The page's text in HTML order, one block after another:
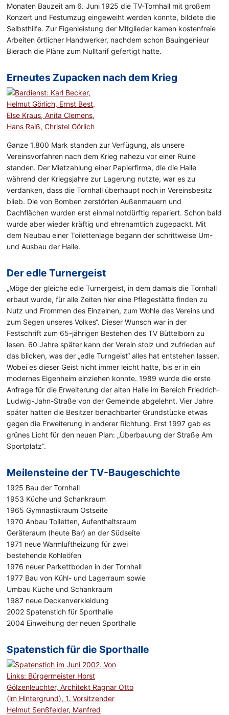
Monaten Bauzeit am 6. Juni 1925 die TV-Tornhall mit großem
Konzert und Festumzug eingeweiht werden konnte, bildete die
Selbsthilfe. Zur Eigenleistung der Mitglieder kamen kostenfreie
Arbeiten örtlicher Handwerker, nachdem schon Bauingenieur
Bierach die Pläne zum Nulltarif gefertigt hatte.
Erneutes Zupacken nach dem Krieg
Ganze 1.800 Mark standen zur Verfügung, als unsere
Vereinsvorfahren nach dem Krieg nahezu vor einer Ruine
standen. Der Mietzahlung einer Papierfirma, die die Halle
während der Kriegsjahre zur Lagerung nutzte, war es zu
verdanken, dass die Tornhall überhaupt noch in Vereinsbesitz
blieb. Die von Bomben zerstörten Außenmauern und
Dachflächen wurden erst einmal notdürftig repariert. Schon bald
wurde aber wieder kräftig und ehrenamtlich zugepackt. Mit
dem Neubau einer Toilettenlage begann der schrittweise Um-
und Ausbau der Halle.
Der edle Turnergeist
„Möge der gleiche edle Turnergeist, in dem damals die Tornhall
erbaut wurde, für alle Zeiten hier eine Pflegestätte finden zu
Nutz und Frommen des Einzelnen, zum Wohle des Vereins und
zum Segen unseres Volkes“. Dieser Wunsch war in der
Festschrift zum 65-jährigen Bestehen des TV Büttelborn zu
lesen. 60 Jahre später kann der Verein stolz und zufrieden auf
das blicken, was der „edle Turngeist“ alles hat entstehen lassen.
Wobei es dieser Geist nicht immer leicht hatte, bis er in ein
modernes Eigenheim einziehen konnte. 1989 wurde die erste
Anfrage für die Erweiterung der alten Halle im Bereich Friedrich-
Ludwig-Jahn-Straße von der Gemeinde abgelehnt. Vier Jahre
später hatten die Besitzer benachbarter Grundstücke etwas
gegen die Erweiterung in anderer Richtung. Erst 1997 gab es
grünes Licht für den neuen Plan: „Überbauung der Straße Am
Sportplatz“.
Meilensteine der TV-Baugeschichte
1925 Bau der Tornhall
1953 Küche und Schankraum
1965 Gymnastikraum Ostseite
1970 Anbau Toiletten, Aufenthaltsraum
Geräteraum (heute Bar) an der Südseite
1971 neue Warmluftheizung für zwei
bestehende Kohleöfen
1976 neuer Parkettboden in der Tornhall
1977 Bau von Kühl- und Lagerraum sowie
Umbau Küche und Schankraum
1987 neue Deckenverkleidung
2002 Spatenstich für Sporthalle
2004 Einweihung der neuen Sporthalle
Spatenstich für die Sporthalle